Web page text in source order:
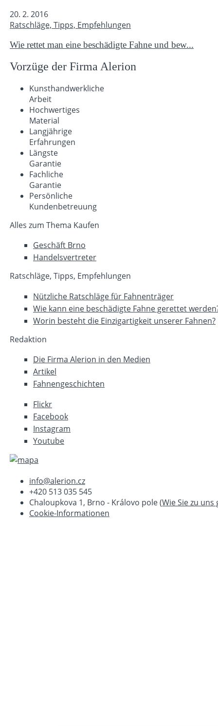
20. 2. 2016
Ratschläge, Tipps, Empfehlungen
Wie rettet man eine beschädigte Fahne und bew...
Vorzüge der Firma Alerion
Kunsthandwerkliche
Arbeit
Hochwertiges
Material
Langjährige
Erfahrungen
Längste
Garantie
Fachliche
Garantie
Persönliche
Kundenbetreuung
Alles zum Thema Kaufen
Geschäft Brno
Handelsvertreter
Ratschläge, Tipps, Empfehlungen
Nützliche Ratschläge für Fahnenträger
Wie kann eine beschädigte Fahne gerettet
Worin besteht die Einzigartigkeit unserer Fahnen?
Redaktion
Die Firma Alerion in den Medien
Artikel
Fahnengeschichten
Flickr
Facebook
Instagram
Youtube
info@alerion.cz
+420 513 035 545
Chaloupkova 1, Brno - Královo pole (Wie Sie zu uns
Cookie-Informationen